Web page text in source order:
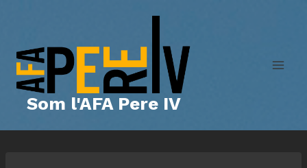
contingut
Som l'AFA Pere IV